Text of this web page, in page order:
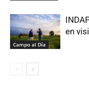
Campo al Día
en